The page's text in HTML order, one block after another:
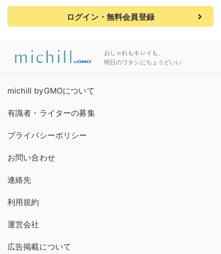
ログイン・無料会員登録
おしゃれもキレイも、
明日のワタシにちょうどいい
michill byGMOについて
有識者・ライターの募集
プライバシーポリシー
お問い合わせ
連絡先
利用規約
運営会社
広告掲載について